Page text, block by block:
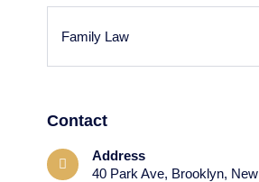
Family Law
Contact
Address
40 Park Ave, Brooklyn, New